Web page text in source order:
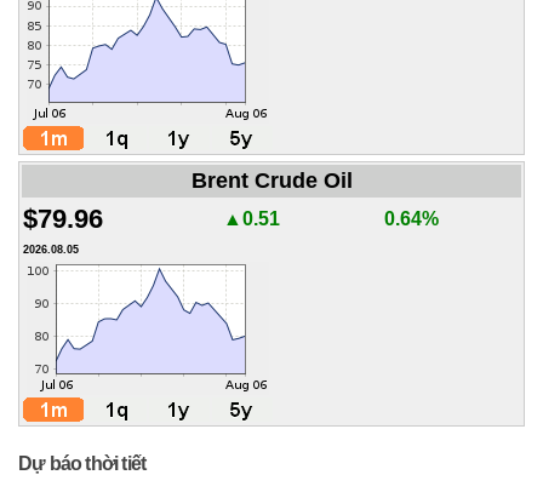
Brent Crude Oil
$79.96 ▲0.51 0.64%
2026.08.05
Dự báo thời tiết